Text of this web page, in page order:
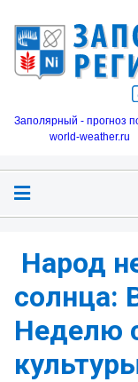
Заполярный - прогноз
world-weather.ru
Народ
солнца:
Неделю